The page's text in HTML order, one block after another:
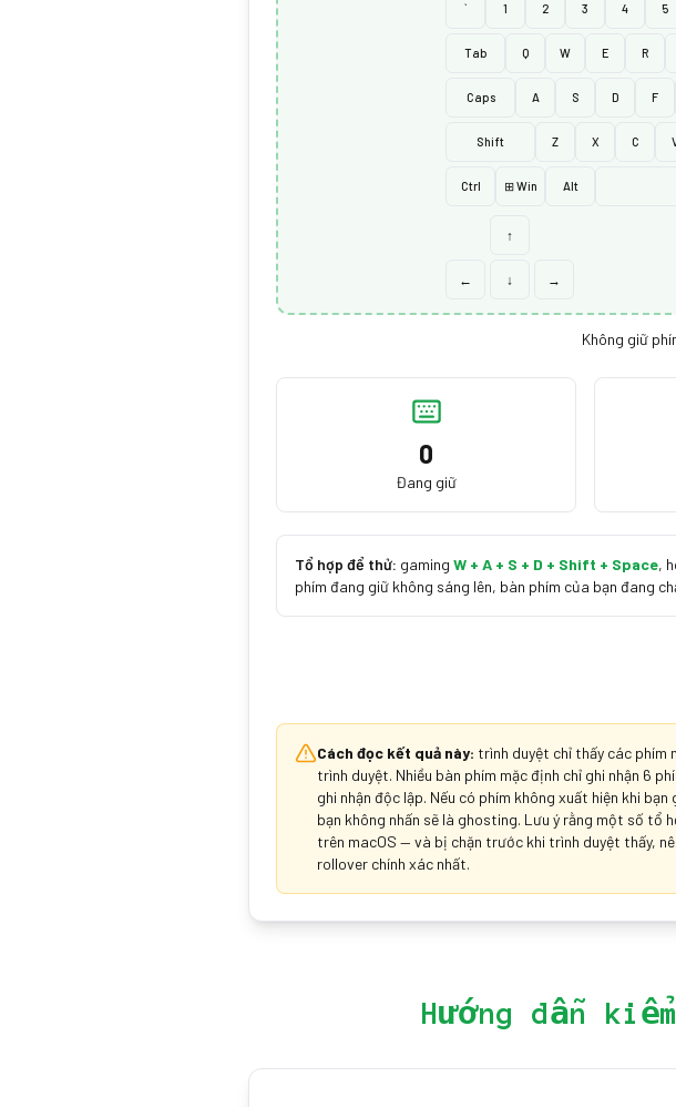
` 1 2 3 4 5
Tab Q W E R
Caps A S D F
Shift Z X C
Ctrl ⊞ Win Alt
↑
← ↓ →
Không giữ
0
Đang giữ
Tổ hợp để thử: gaming W + A + S + D + Shift + Space,
phím đang giữ không sáng lên, bàn phím của bạn đang
Cách đọc kết quả này: trình duyệt chỉ thấy các phím
trình duyệt. Nhiều bàn phím mặc định chỉ ghi nhận 6
ghi nhận độc lập. Nếu có phím không xuất hiện khi
bạn không nhấn sẽ là ghosting. Lưu ý rằng một số
trên macOS — và bị chặn trước khi trình duyệt thấy,
rollover chính xác nhất.
Hướng dẫn